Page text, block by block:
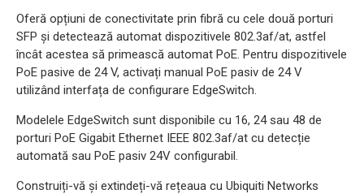
Oferă opțiuni de conectivitate prin fibră cu cele două porturi
SFP și detectează automat dispozitivele 802.3af/at, astfel
încât acestea să primească automat PoE. Pentru dispozitivele
PoE pasive de 24 V, activați manual PoE pasiv de 24 V
utilizând interfața de configurare EdgeSwitch.
Modelele EdgeSwitch sunt disponibile cu 16, 24 sau 48 de
porturi PoE Gigabit Ethernet IEEE 802.3af/at cu detecție
automată sau PoE pasiv 24V configurabil.
Construiți-vă și extindeți-vă rețeaua cu Ubiquiti Networks